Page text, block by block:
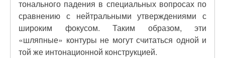
тонального падения в специальных вопросах по
сравнению с нейтральными утверждениями с
широким фокусом. Таким образом, эти
«шляпные» контуры не могут считаться одной и
той же интонационной конструкцией.